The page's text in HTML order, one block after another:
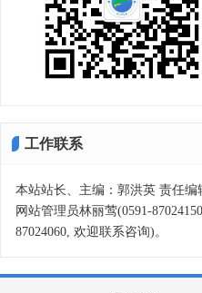
工作联系
本站站长、主编：郭洪英 责任编
网站管理员林丽莺(0591-
87024060, 欢迎联系咨询)。